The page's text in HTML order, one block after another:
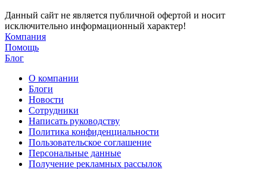
Данный сайт не является публичной офертой и носит
исключительно информационный характер!
Компания
Помощь
Блог
О компании
Блоги
Новости
Сотрудники
Написать руководству
Политика конфиденциальности
Пользовательское соглашение
Персональные данные
Получение рекламных рассылок